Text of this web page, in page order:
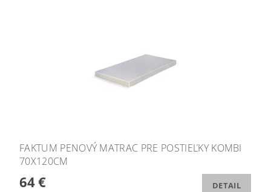
FAKTUM PENOVÝ MATRAC PRE POSTIEĽKY KOMBI
70X120CM
64 € DETAIL